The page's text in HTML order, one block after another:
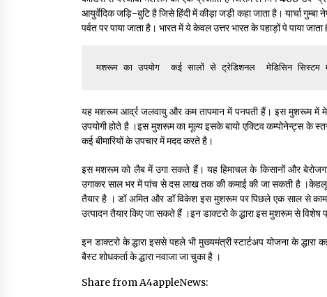
आयुर्वेदिक जड़ि-बुटि है जिसे हिंदी में कीड़ा जड़ी कहा जाता है। यार्चा
पर्वत पर पाया जाता है। भारत में ये केवल उत्तर भारत के पहाड़ों पे पाया
मशरूम का उपयोग  कई सालों से ट्रेडिशनल  मेडिसिन सिस्टम में
यह मशरूम आर्द्र जलवायु और कम तापमान में पनपती हैं। इस मुशरूम में
उपयोगी होते है ।इस मुशरूम का मूल्य इसके बायो एक्टिव कम्पोनेन्ट्स के स्तर
कई बीमारियों के उपचार में मदद करते है।
इस मशरूम को लैब में उगा सकते हैं। यह हिमाचल के किसानों और
उगाकर साल भर में पांच से दस लाख तक की कमाई की जा सकती है
तैयार है । डॉ अमित और डॉ विकेश इस मुशरूम पर पिछले एक साल से
उत्पादन तैयार किए जा सकते हैं ।इन डाक्टरो के द्धारा इस मुशरूम से विशेष
इन डाक्टरो के द्धारा इससे पहले भी मुख्यमंत्री स्टार्टअप योजना के
बैस्ट शोधकर्ता के द्धारा नवाजा जा चुका है ।
Share from A4appleNews: